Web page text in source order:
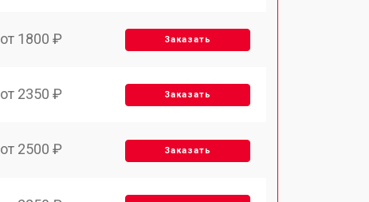
от 1800 ₽ Заказать
от 2350 ₽ Заказать
от 2500 ₽ Заказать